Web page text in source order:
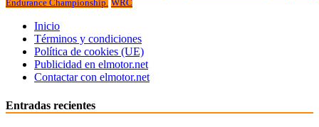
Endurance Championship. WRC
Inicio
Términos y condiciones
Política de cookies (UE)
Publicidad en elmotor.net
Contactar con elmotor.net
Entradas recientes